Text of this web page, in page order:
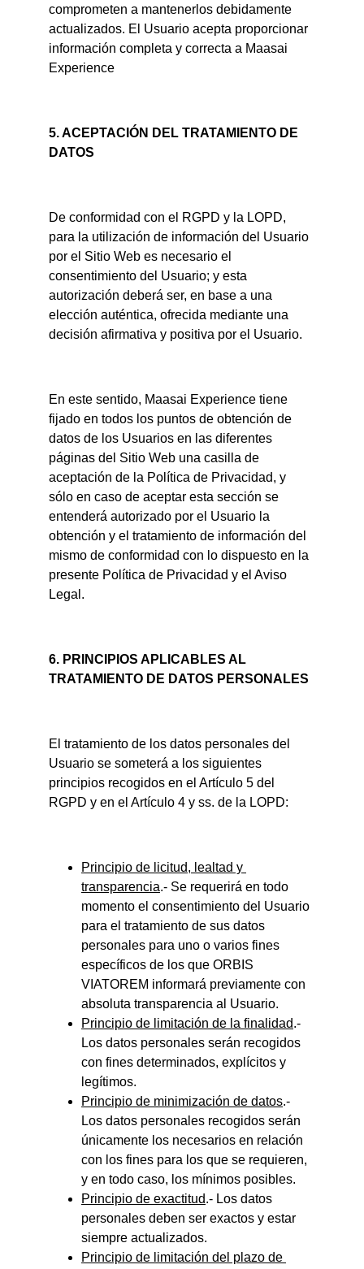
comprometen a mantenerlos debidamente
actualizados. El Usuario acepta proporcionar
información completa y correcta a Maasai
Experience
5. ACEPTACIÓN DEL TRATAMIENTO DE
DATOS
De conformidad con el RGPD y la LOPD,
para la utilización de información del Usuario
por el Sitio Web es necesario el
consentimiento del Usuario; y esta
autorización deberá ser, en base a una
elección auténtica, ofrecida mediante una
decisión afirmativa y positiva por el Usuario.
En este sentido, Maasai Experience tiene
fijado en todos los puntos de obtención de
datos de los Usuarios en las diferentes
páginas del Sitio Web una casilla de
aceptación de la Política de Privacidad, y
sólo en caso de aceptar esta sección se
entenderá autorizado por el Usuario la
obtención y el tratamiento de información del
mismo de conformidad con lo dispuesto en la
presente Política de Privacidad y el Aviso
Legal.
6. PRINCIPIOS APLICABLES AL
TRATAMIENTO DE DATOS PERSONALES
El tratamiento de los datos personales del
Usuario se someterá a los siguientes
principios recogidos en el Artículo 5 del
RGPD y en el Artículo 4 y ss. de la LOPD:
Principio de licitud, lealtad y
transparencia.- Se requerirá en todo
momento el consentimiento del Usuario
para el tratamiento de sus datos
personales para uno o varios fines
específicos de los que ORBIS
VIATOREM informará previamente con
absoluta transparencia al Usuario.
Principio de limitación de la finalidad.-
Los datos personales serán recogidos
con fines determinados, explícitos y
legítimos.
Principio de minimización de datos.-
Los datos personales recogidos serán
únicamente los necesarios en relación
con los fines para los que se requieren,
y en todo caso, los mínimos posibles.
Principio de exactitud.- Los datos
personales deben ser exactos y estar
siempre actualizados.
Principio de limitación del plazo de